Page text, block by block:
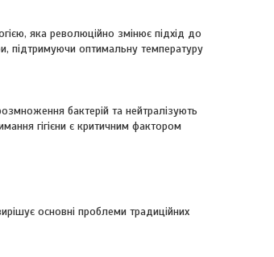
яка революційно змінює підхід до
підтримуючи оптимальну температуру
бактерій та нейтралізують
гігієни є критичним фактором
основні проблеми традиційних